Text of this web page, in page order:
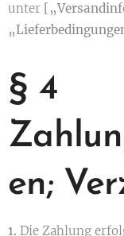
unter
§ 4
en;
1. Die Zahlung